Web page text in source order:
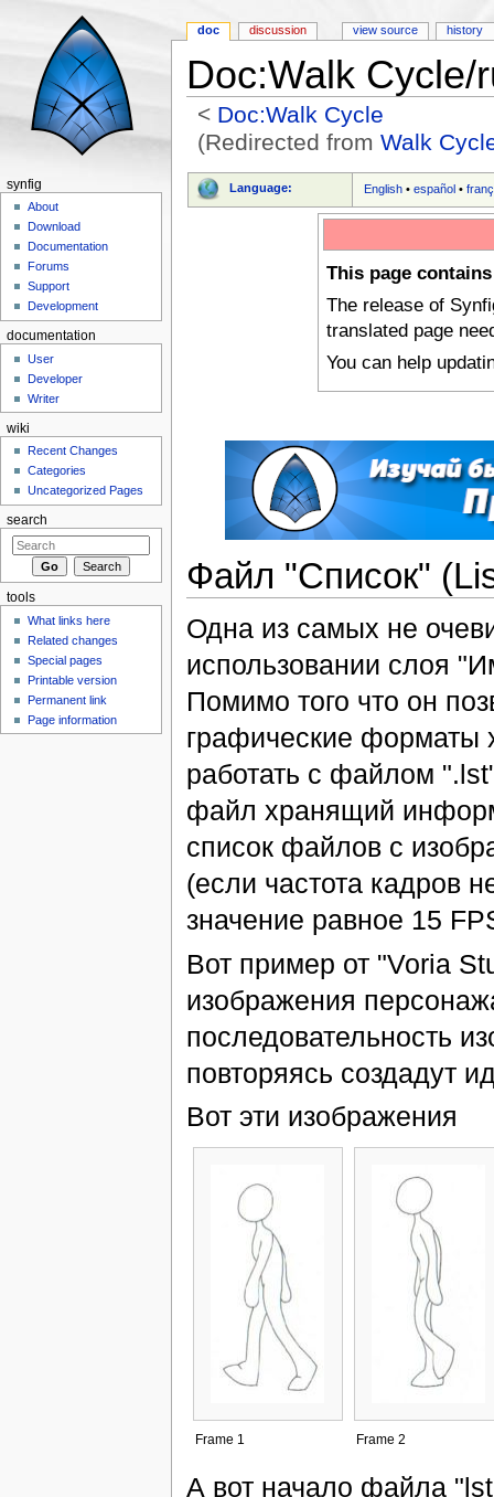
Doc:Walk Cycle/
< Doc:Walk Cycle
(Redirected fromWalk
Language: English •español •
This page
The release of
translated page
You can help
Файл "Список"
Одна из самых не
использовании слоя
Помимо того что он
графические форматы
работать с файлом
файл хранящий
список файлов с
(если частота кадров
значение равное 15
Вот пример от "Voria
изображения
последовательность
повторяясь создадут
Вот эти изображения
Frame 1 Frame 2
А вот начало файла
doc discussion view source history
synfig
About
Download
Documentation
Forums
Support
Development
documentation
User
Developer
Writer
wiki
Recent Changes
Categories
Uncategorized Pages
search
tools
What links here
Related changes
Special pages
Printable version
Permanent link
Page information